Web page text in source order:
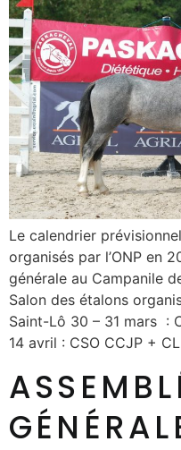
Le calendrier
organisés par l’ONP en
générale au Campanile
Salon des étalons
Saint-Lô 30 – 31 mars :
14 avril : CSO CCJP +